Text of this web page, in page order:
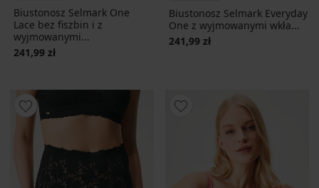
Biustonosz Selmark One
Lace bez fiszbin i z
wyjmowanymi...
241,99 zł
Biustonosz Selmark Everyday
One z wyjmowanymi wkła...
241,99 zł